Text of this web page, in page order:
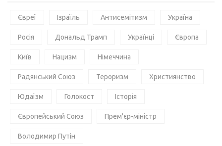
Євреї Ізраїль Антисемітизм Україна
Росія Дональд Трамп Українці Європа
Київ Нацизм Німеччина
Радянський Союз Тероризм Християнство
Юдаїзм Голокост Історія
Європейський Союз Прем'єр-міністр
Володимир Путін